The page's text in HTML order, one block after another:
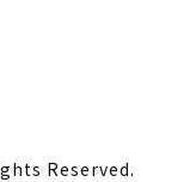
Reserved.